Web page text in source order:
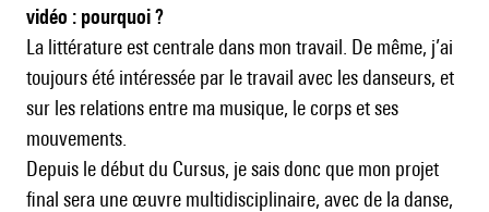
vidéo : pourquoi ?
La littérature est centrale dans mon travail. De même, j’ai
toujours été intéressée par le travail avec les danseurs, et
sur les relations entre ma musique, le corps et ses
mouvements.
Depuis le début du Cursus, je sais donc que mon projet
final sera une œuvre multidisciplinaire, avec de la danse,